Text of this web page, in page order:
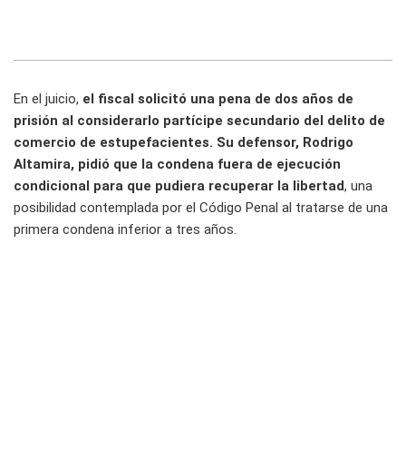
En el juicio, el fiscal solicitó una pena de dos años de
prisión al considerarlo partícipe secundario del delito de
comercio de estupefacientes. Su defensor, Rodrigo
Altamira, pidió que la condena fuera de ejecución
condicional para que pudiera recuperar la libertad, una
posibilidad contemplada por el Código Penal al tratarse de una
primera condena inferior a tres años.